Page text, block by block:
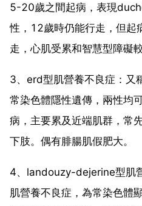
5-20歲之間起病，表現
性，12歲時仍能行走，但
走，心肌受累和智慧型障礙較
3、erd型肌營養不良症：又
常染色體隱性遺傳，兩性均
病，主要累及近端肌群，常
下肢。偶有腓腸肌假肥大。
4、landouzy-dejerine型肌
肌營養不良症，為常染色體